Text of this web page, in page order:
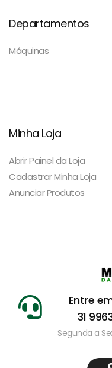
Departamentos
Máquinas
Minha Loja
Abrir Painel da Loja
Cadastrar Minha Loja
Anunciar Produtos
Entre
31
Segunda a